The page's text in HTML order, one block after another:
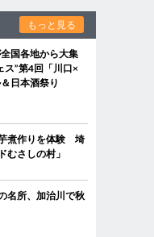
もっと見る
国各地から大集
”第4回「川口×
日本酒祭り
煮作りを体験 埼
むさしの村」
名所、加治川で秋